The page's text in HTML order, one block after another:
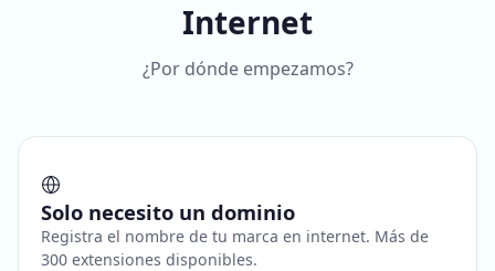
Internet
¿Por dónde empezamos?
Solo necesito un dominio
Registra el nombre de tu marca en internet. Más de
300 extensiones disponibles.